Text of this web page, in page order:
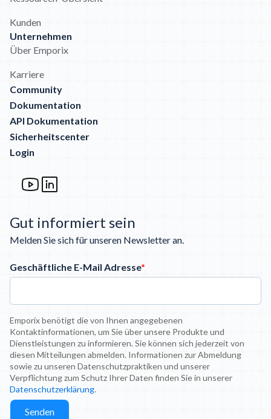
Kunden
Unternehmen
Über Emporix
Karriere
Community
Dokumentation
API Dokumentation
Sicherheitscenter
Login
Gut informiert sein
Melden Sie sich für unseren Newsletter an.
Geschäftliche E-Mail Adresse*
Emporix benötigt die von Ihnen angegebenen
Kontaktinformationen, um Sie über unsere Produkte und
Dienstleistungen zu informieren. Sie können sich jederzeit von
diesen Mitteilungen abmelden. Informationen zur Abmeldung
sowie zu unseren Datenschutzpraktiken und unserer
Verpflichtung zum Schutz Ihrer Daten finden Sie in unserer
Datenschutzerklärung.